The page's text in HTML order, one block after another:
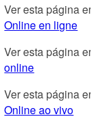
Ver esta página
Online en ligne
Ver esta página
online
Ver esta página
Online ao vivo